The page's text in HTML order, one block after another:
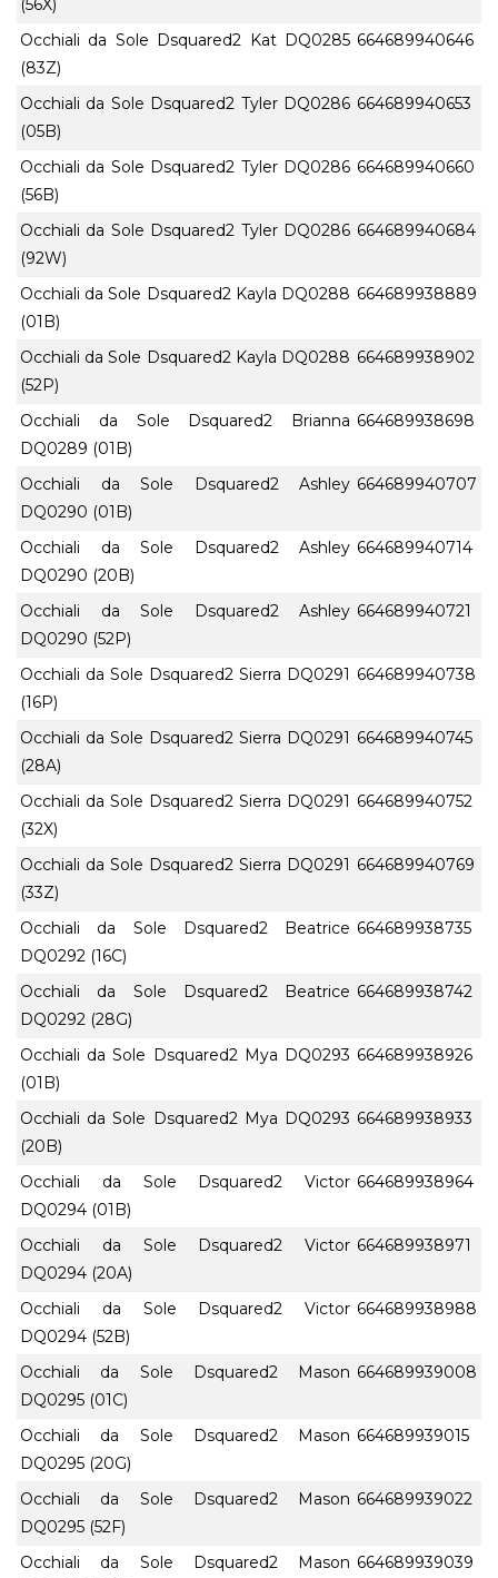
(56X)
Occhiali da Sole Dsquared2 Kat DQ0285
(83Z)
664689940646
Occhiali da Sole Dsquared2 Tyler DQ0286
(05B)
664689940653
Occhiali da Sole Dsquared2 Tyler DQ0286
(56B)
664689940660
Occhiali da Sole Dsquared2 Tyler DQ0286
(92W)
664689940684
Occhiali da Sole Dsquared2 Kayla DQ0288
(01B)
664689938889
Occhiali da Sole Dsquared2 Kayla DQ0288
(52P)
664689938902
Occhiali da Sole Dsquared2 Brianna
DQ0289 (01B)
664689938698
Occhiali da Sole Dsquared2 Ashley
DQ0290 (01B)
664689940707
Occhiali da Sole Dsquared2 Ashley
DQ0290 (20B)
664689940714
Occhiali da Sole Dsquared2 Ashley
DQ0290 (52P)
664689940721
Occhiali da Sole Dsquared2 Sierra DQ0291
(16P)
664689940738
Occhiali da Sole Dsquared2 Sierra DQ0291
(28A)
664689940745
Occhiali da Sole Dsquared2 Sierra DQ0291
(32X)
664689940752
Occhiali da Sole Dsquared2 Sierra DQ0291
(33Z)
664689940769
Occhiali da Sole Dsquared2 Beatrice
DQ0292 (16C)
664689938735
Occhiali da Sole Dsquared2 Beatrice
DQ0292 (28G)
664689938742
Occhiali da Sole Dsquared2 Mya DQ0293
(01B)
664689938926
Occhiali da Sole Dsquared2 Mya DQ0293
(20B)
664689938933
Occhiali da Sole Dsquared2 Victor
DQ0294 (01B)
664689938964
Occhiali da Sole Dsquared2 Victor
DQ0294 (20A)
664689938971
Occhiali da Sole Dsquared2 Victor
DQ0294 (52B)
664689938988
Occhiali da Sole Dsquared2 Mason
DQ0295 (01C)
664689939008
Occhiali da Sole Dsquared2 Mason
DQ0295 (20G)
664689939015
Occhiali da Sole Dsquared2 Mason
DQ0295 (52F)
664689939022
Occhiali da Sole Dsquared2 Mason 664689939039